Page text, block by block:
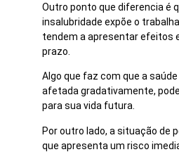
Outro ponto que diferencia é
insalubridade expõe o
tendem a apresentarefeitos
prazo.
Algo que faz com que a
afetada gradativamente,
para sua vida futura.
Por outro lado, a situação de
que apresenta um risco